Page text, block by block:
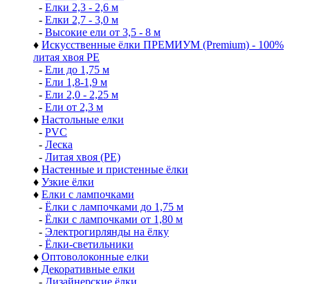
- Елки 2,3 - 2,6 м
- Елки 2,7 - 3,0 м
- Высокие ели от 3,5 - 8 м
♦ Искусственные ёлки ПРЕМИУМ (Premium) - 100%
литая хвоя РЕ
- Ели до 1,75 м
- Ели 1,8-1,9 м
- Ели 2,0 - 2,25 м
- Ели от 2,3 м
♦ Настольные елки
- PVC
- Леска
- Литая хвоя (РЕ)
♦ Настенные и пристенные ёлки
♦ Узкие ёлки
♦ Елки с лампочками
- Ёлки с лампочками до 1,75 м
- Ёлки с лампочками от 1,80 м
- Электрогирлянды на ёлку
- Ёлки-светильники
♦ Оптоволоконные елки
♦ Декоративные елки
- Дизайнерские ёлки